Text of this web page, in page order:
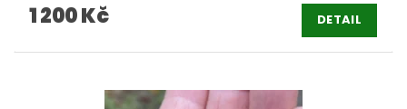
1 200 Kč DETAIL